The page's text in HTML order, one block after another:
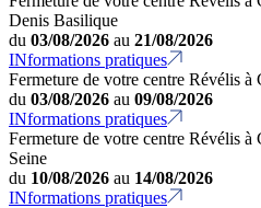
Denis Basilique
du 03/08/2026 au 21/08/2026
INformations pratiques
Fermeture de votre centre Révélis
du 03/08/2026 au 09/08/2026
INformations pratiques
Fermeture de votre centre Révélis
Seine
du 10/08/2026 au 14/08/2026
INformations pratiques